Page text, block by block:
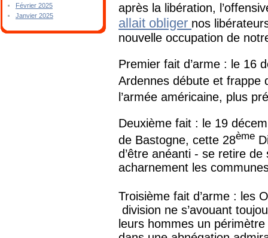
Février 2025
Janvier 2025
après la libération,
allait obliger nos
nouvelle occupation de
Premier fait d’arme : le 16
Ardennes débute et frappe
l’armée américaine, plus
Deuxième fait : le 19
de Bastogne, cette 28ème
d’être anéanti - se retire
acharnement les
Troisième fait d’arme : les
division ne s’avouant
leurs hommes un